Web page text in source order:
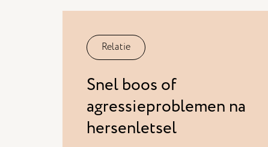
Relatie
Snel boos of
agressieproblemen na
hersenletsel